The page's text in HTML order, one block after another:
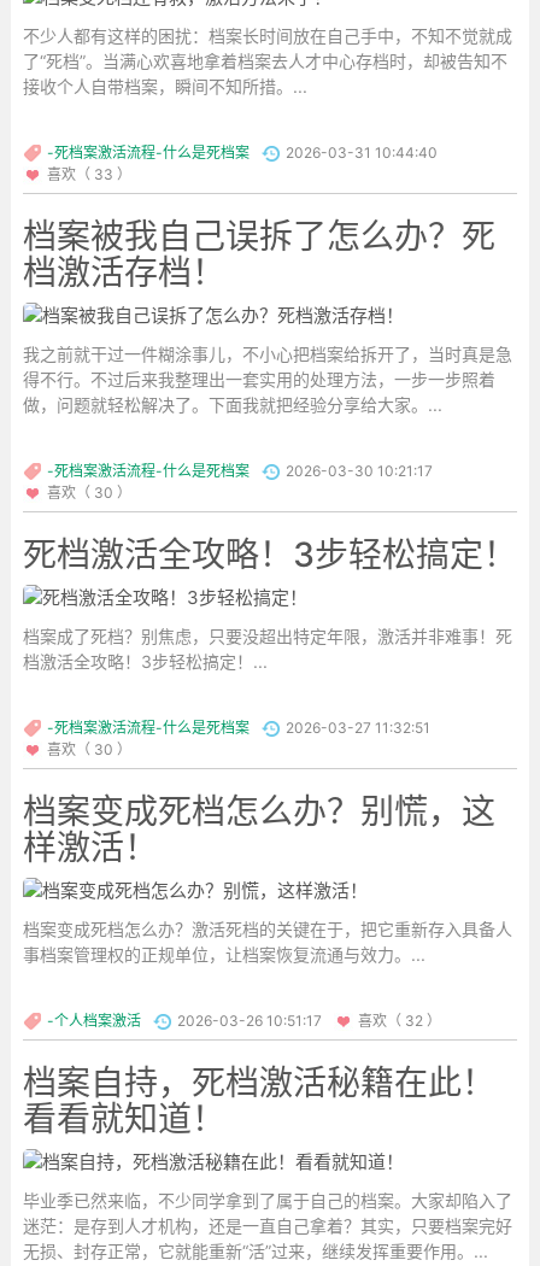
不少人都有这样的困扰：档案长时间放在自己手中，不知不觉就成
了“死档”。当满心欢喜地拿着档案去人才中心存档时，却被告知不
接收个人自带档案，瞬间不知所措。...
-死档案激活流程-什么是死档案
2026-03-31 10:44:40
喜欢（ 33 ）
档案被我自己误拆了怎么办？死
档激活存档！
我之前就干过一件糊涂事儿，不小心把档案给拆开了，当时真是急
得不行。不过后来我整理出一套实用的处理方法，一步一步照着
做，问题就轻松解决了。下面我就把经验分享给大家。...
-死档案激活流程-什么是死档案
2026-03-30 10:21:17
喜欢（ 30 ）
死档激活全攻略！3步轻松搞定！
档案成了死档？别焦虑，只要没超出特定年限，激活并非难事！死
档激活全攻略！3步轻松搞定！...
-死档案激活流程-什么是死档案
2026-03-27 11:32:51
喜欢（ 30 ）
档案变成死档怎么办？别慌，这
样激活！
档案变成死档怎么办？激活死档的关键在于，把它重新存入具备人
事档案管理权的正规单位，让档案恢复流通与效力。...
-个人档案激活 2026-03-26 10:51:17 喜欢（ 32 ）
档案自持，死档激活秘籍在此！
看看就知道！
毕业季已然来临，不少同学拿到了属于自己的档案。大家却陷入了
迷茫：是存到人才机构，还是一直自己拿着？其实，只要档案完好
无损、封存正常，它就能重新“活”过来，继续发挥重要作用。...